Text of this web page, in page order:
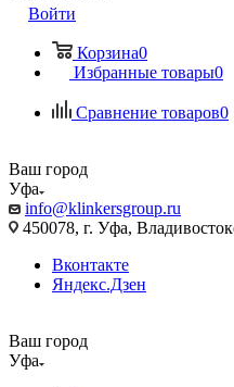
Войти
Корзина0
Избранные товары0
Сравнение товаров0
Ваш город
Уфа
info@klinkersgroup.ru
450078, г. Уфа,
Вконтакте
Яндекс.Дзен
Ваш город
Уфа